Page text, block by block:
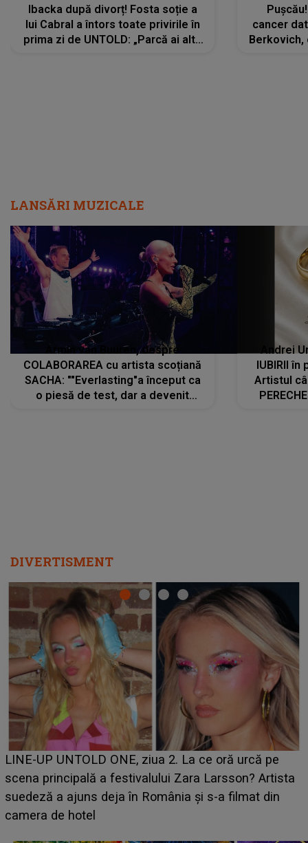
Ibacka după divorț! Fosta soție a
lui Cabral a întors toate privirile în
prima zi de UNTOLD: „Parcă ai altă
cancer
Berkovich,
LANSĂRI MUZICALE
Armin van Buuren, despre
COLABORAREA cu artista scoțiană
SACHA: ""Everlasting"a început ca
o piesă de test, dar a devenit
Andrei
IUBIRII
Artistul
DIVERTISMENT
Ce a dezvăluit noua concurentă din "Casa Iubirii" l-a
luat prin surprindere pe Emanuel. CINE ESTE
BĂIATUL VIZAT de Alexandra?! Aflându-se în fața
faptului împlinit, A RECUNOSCUT IMEDIAT: "Am